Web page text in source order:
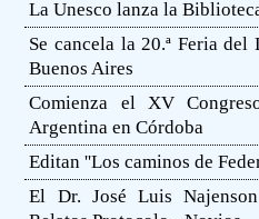
La Unesco lanza la
Se cancela la 20.ª Feria
Buenos Aires
Comienza el XV
Argentina en Córdoba
Editan ''Los caminos de
El Dr. José Luis